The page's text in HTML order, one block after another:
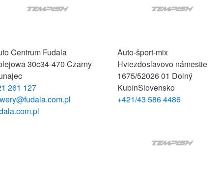
Centrum Fudala
30c34-470 Czarny
261 127
Auto-šport-mix
Hviezdoslavovo námestie
1675/52026 01 Dolný
KubínSlovensko
+421/43 586 4486